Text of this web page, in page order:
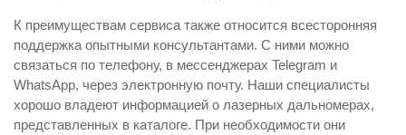
К преимуществам сервиса также относится всесторонняя
поддержка опытными консультантами. С ними можно
связаться по телефону, в мессенджерах Telegram и
WhatsApp, через электронную почту. Наши специалисты
хорошо владеют информацией о лазерных дальномерах,
представленных в каталоге. При необходимости они